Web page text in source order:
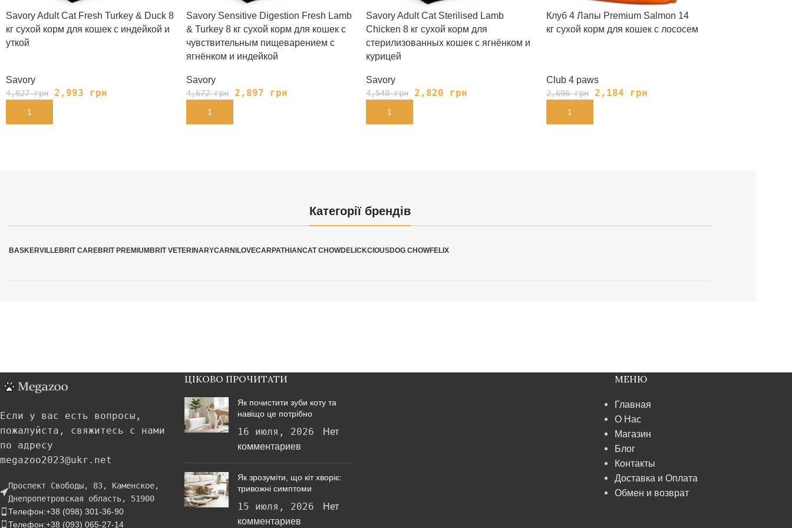
Savory Adult Cat Fresh Turkey & Duck 8
кг сухой корм для кошек с индейкой и
уткой
Savory
4,827грн 2,993 грн
В КОРЗИНУ
Savory Sensitive Digestion Fresh Lamb
& Turkey 8 кг сухой корм для кошек с
чувствительным пищеварением с
ягнёнком и индейкой
Savory
4,672грн 2,897 грн
В КОРЗИНУ
Savory Adult Cat Sterilised Lamb
Chicken 8 кг сухой корм для
стерилизованных кошек с ягнёнком и
курицей
Savory
4,548грн 2,820 грн
В КОРЗИНУ
Клуб 4 Лапы Premium Salmon 14
кг сухой корм для кошек с лососем
Club 4 paws
2,696грн 2,184 грн
В КОРЗИНУ
Категорії брендів
BASKERVILLEBRIT CAREBRIT PREMIUM BRIT VETERINARYCARNILOVECARPATHIANCAT CHOWDELICKCIOUSDOG CHOWFELIX
Если у вас есть вопросы,
пожалуйста, свяжитесь с нами
по адресу
megazoo2023@ukr.net
Проспект Свободы, 83, Каменское,
Днепропетровская область, 51900
Телефон:+38 (098) 301-36-90
Телефон:+38 (093) 065-27-14
ЦІКОВО ПРОЧИТАТИ
Як почистити зуби коту та
навіщо це потрібно
16 июля, 2026
Нет
комментариев
Як зрозуміти, що кіт хворіє:
тривожні симптоми
15 июля, 2026
Нет
комментариев
МЕНЮ
Главная
О Нас
Магазин
Блог
Контакты
Доставка и Оплата
Обмен и возврат